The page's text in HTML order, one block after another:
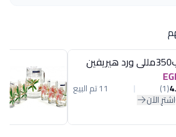
(1) 11 تم البيع
اشترِ الآن